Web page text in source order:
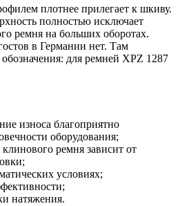
плотнее прилегает к шкиву.
полностью исключает
ремня на больших оборотах.
в Германии нет. Там
для ремней XPZ 1287
износа благоприятно
оборудования;
ремня зависит от
условиях;
натяжения.